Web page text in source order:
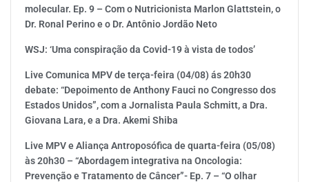
molecular. Ep. 9 – Com o Nutricionista Marlon Glattstein, o
Dr. Ronal Perino e o Dr. Antônio Jordão Neto
WSJ: ‘Uma conspiração da Covid-19 à vista de todos’
Live Comunica MPV de terça-feira (04/08) ás 20h30
debate: “Depoimento de Anthony Fauci no Congresso dos
Estados Unidos”, com a Jornalista Paula Schmitt, a Dra.
Giovana Lara, e a Dra. Akemi Shiba
Live MPV e Aliança Antroposófica de quarta-feira (05/08)
às 20h30 – “Abordagem integrativa na Oncologia:
Prevenção e Tratamento de Câncer”- Ep. 7 – “O olhar